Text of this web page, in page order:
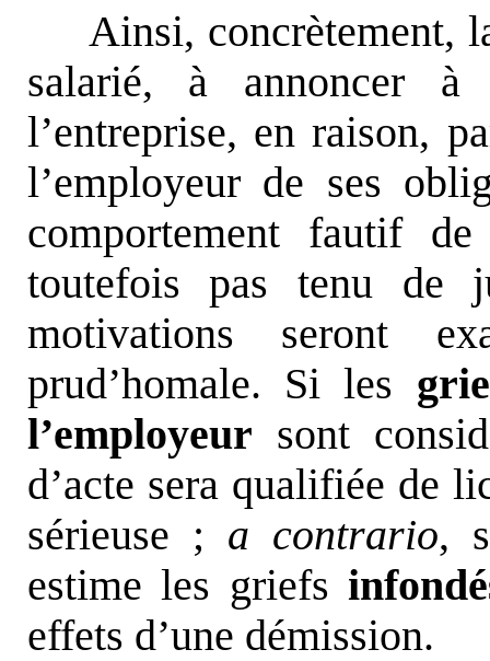
Ainsi, concrètement,
salarié, à annoncer à
l’entreprise, en raison,
l’employeur de ses
comportement fautif
toutefois pas tenu de
motivations seront
prud’homale. Si les
l’employeur sont
d’acte sera qualifiée de
sérieuse ; a contrario,
estime les griefs
effets d’une démission.